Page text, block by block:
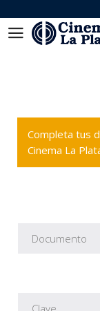
Completa tus
Cinema La